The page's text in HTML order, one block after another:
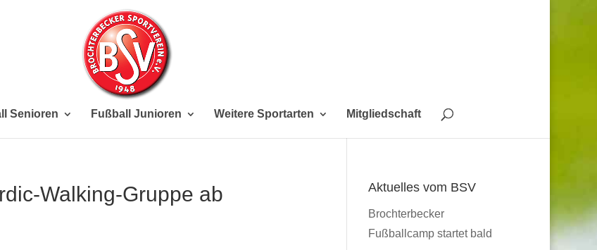
Senioren Fußball Junioren Weitere Sportarten Mitgliedschaft
Walking-Gruppe ab
Aktuelles vom BSV
Brochterbecker
Fußballcamp startet bald